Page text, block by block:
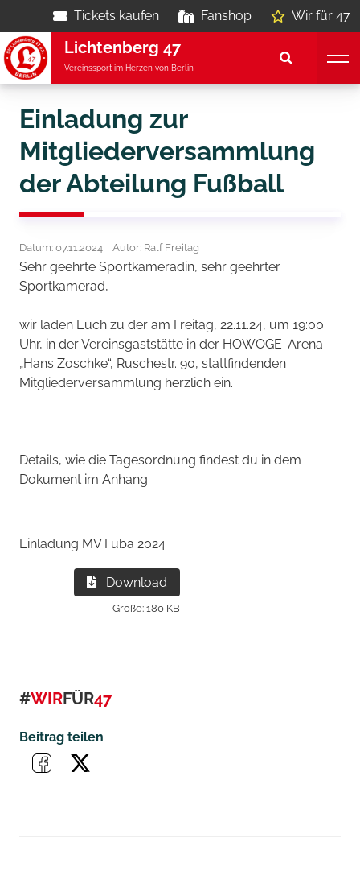
Tickets kaufen Fanshop Wir für 47
Lichtenberg 47
Vereinssport im Herzen von Berlin
Einladung zur
Mitgliederversammlung
der Abteilung Fußball
Datum: 07.11.2024 Autor: Ralf Freitag
Sehr geehrte Sportkameradin, sehr geehrter
Sportkamerad,
wir laden Euch zu der am Freitag, 22.11.24, um 19:00
Uhr, in der Vereinsgaststätte in der HOWOGE-Arena
„Hans Zoschke“, Ruschestr. 90, stattfindenden
Mitgliederversammlung herzlich ein.
Details, wie die Tagesordnung findest du in dem
Dokument im Anhang.
Einladung MV Fuba 2024
Download
Größe: 180 KB
#WIRFÜR47
Beitrag teilen